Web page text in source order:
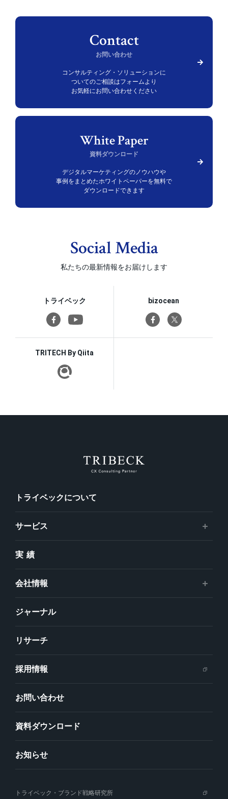
お問い合わせ
コンサルティング・ソリューションに
ついてのご相談はフォームより
お気軽にお問い合わせください
資料ダウンロード
デジタルマーケティングのノウハウや
事例をまとめたホワイトペーパーを無料で
ダウンロードできます
Social Media
私たちの最新情報をお届けします
トライベック bizocean
TRITECH By Qiita
トライベックについて
サービス
実績
会社情報
ジャーナル
リサーチ
採用情報
お問い合わせ
資料ダウンロード
お知らせ
トライベック・ブランド戦略研究所